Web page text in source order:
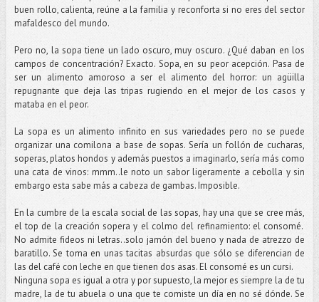
buen rollo, calienta, reúne a la familia y reconforta si no eres del sector
mafaldesco del mundo.
Pero no, la sopa tiene un lado oscuro, muy oscuro. ¿Qué daban en los
campos de concentración? Exacto. Sopa, en su peor acepción. Pasa de
ser un alimento amoroso a ser el alimento del horror: un agüilla
repugnante que deja las tripas rugiendo en el mejor de los casos y
mataba en el peor.
La sopa es un alimento infinito en sus variedades pero no se puede
organizar una comilona a base de sopas. Sería un follón de cucharas,
soperas, platos hondos y además puestos a imaginarlo, sería más como
una cata de vinos: mmm..le noto un sabor ligeramente a cebolla y sin
embargo esta sabe más a cabeza de gambas. Imposible.
En la cumbre de la escala social de las sopas, hay una que se cree más,
el top de la creación sopera y el colmo del refinamiento: el consomé.
No admite fideos ni letras..solo jamón del bueno y nada de atrezzo de
baratillo. Se toma en unas tacitas absurdas que sólo se diferencian de
las del café con leche en que tienen dos asas. El consomé es un cursi.
Ninguna sopa es igual a otra y por supuesto, la mejor es siempre la de tu
madre, la de tu abuela o una que te comiste un día en no sé dónde. Se